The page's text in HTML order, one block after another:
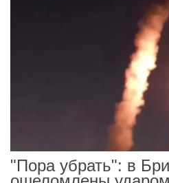
"Пора убрать": в